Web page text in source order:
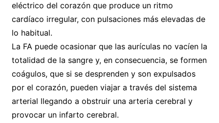
eléctrico del corazón que produce un ritmo
cardíaco irregular, con pulsaciones más elevadas de
lo habitual.
La FA puede ocasionar que las aurículas no vacíen la
totalidad de la sangre y, en consecuencia, se formen
coágulos, que si se desprenden y son expulsados
por el corazón, pueden viajar a través del sistema
arterial llegando a obstruir una arteria cerebral y
provocar un infarto cerebral.